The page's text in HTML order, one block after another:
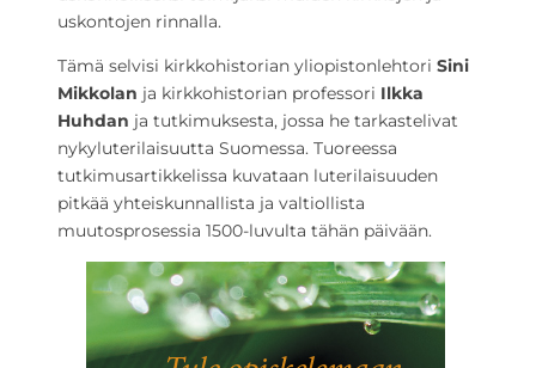
uskontojen rinnalla.
Tämä selvisi kirkkohistorian yliopistonlehtori Sini
Mikkolan ja kirkkohistorian professori Ilkka
Huhdan ja tutkimuksesta, jossa he tarkastelivat
nykyluterilaisuutta Suomessa. Tuoreessa
tutkimusartikkelissa kuvataan luterilaisuuden
pitkää yhteiskunnallista ja valtiollista
muutosprosessia 1500-luvulta tähän päivään.